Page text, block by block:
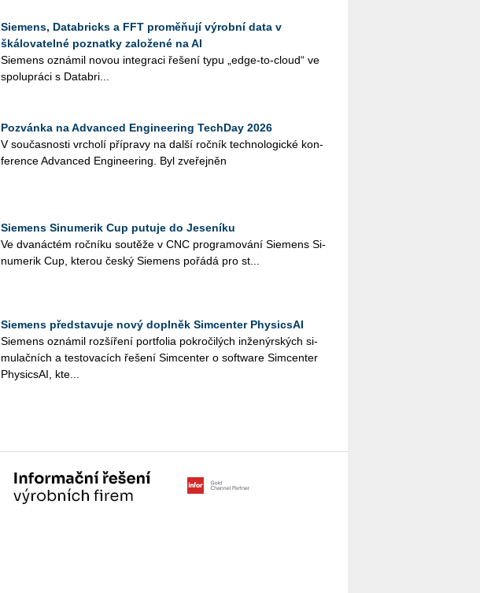
Siemens, Databricks a FFT proměňují výrobní data v
škálovatelné poznatky založené na AI
Sie­mens ozná­mil novou in­te­gra­ci ře­še­ní typu „edge-to-cloud“ ve
spo­lu­prá­ci s Da­ta­b­ri...
Pozvánka na Advanced Engineering TechDay 2026
V sou­čas­nos­ti vr­cho­lí pří­pra­vy na další roč­ník tech­no­lo­gic­ké kon­
fe­ren­ce Advan­ced En­gi­nee­ring. Byl zve­řej­něn
Siemens Sinumerik Cup putuje do Jeseníku
Ve dva­nác­tém roč­ní­ku sou­tě­že v CNC pro­gra­mo­vá­ní Sie­mens Si­
nu­me­rik Cup, kte­rou český Sie­mens po­řá­dá pro st...
Siemens představuje nový doplněk Simcenter PhysicsAI
Sie­mens ozná­mil roz­ší­ře­ní port­fo­lia po­kro­či­lých in­že­nýr­ských si­
mu­lač­ních a tes­to­va­cích ře­še­ní Sim­cen­ter o soft­ware Sim­cen­ter
Phy­sics­AI, kte...